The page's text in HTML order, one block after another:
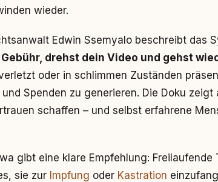
wieder.
Edwin Ssemyalo beschreibt das
drehst dein Video und gehst
oder in schlimmen Zuständen
Spenden zu generieren. Die Doku
schaffen – und selbst erfahrene
gibt eine klare Empfehlung: Freilaufende
sie zur Impfung oder Kastration